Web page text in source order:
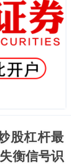
股杠杆最
衡信号识